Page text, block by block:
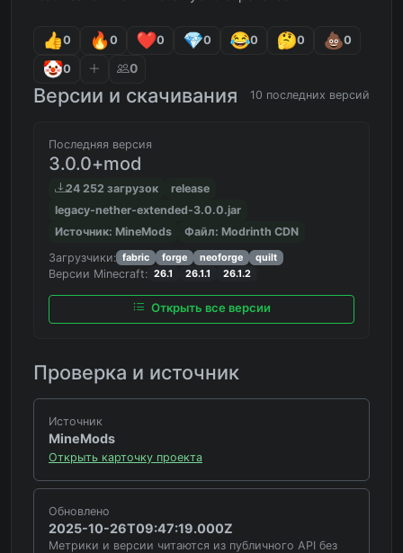
0 0 0 0 0 0 0
0 0
Версии и скачивания 10 последних версий
Последняя версия
3.0.0+mod
24 252 загрузок
release
legacy-nether-extended-3.0.0.jar
Источник: MineMods
Файл: Modrinth CDN
Загрузчики: fabric forge neoforge quilt
Версии Minecraft: 26.1 26.1.1 26.1.2
Открыть все версии
Проверка и источник
Источник
MineMods
Открыть карточку проекта
Обновлено
2025-10-26T09:47:19.000Z
Метрики и версии читаются из публичного API без